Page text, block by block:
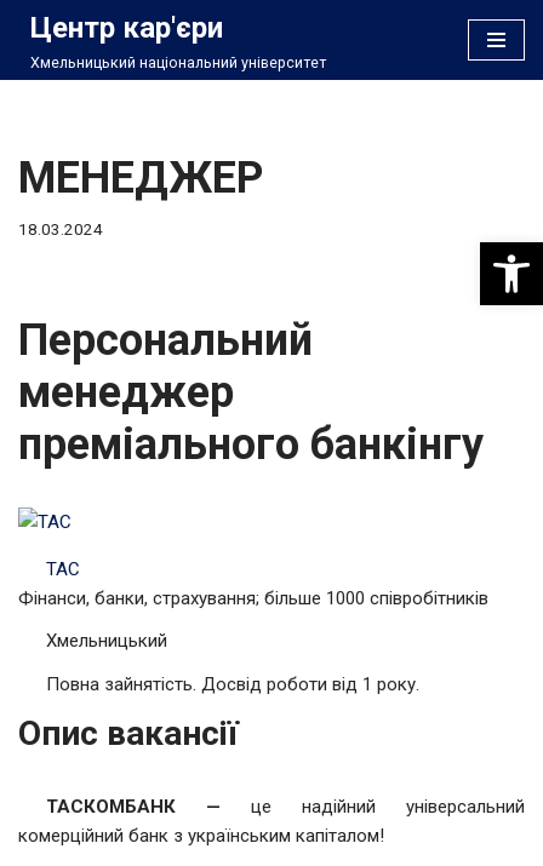
Перейти
Центр кар'єри
Хмельницький національний університет
МЕНЕДЖЕР
18.03.2024
Персональний
менеджер
преміального банкінгу
ТАС
Фінанси, банки, страхування; більше 1000 співробітників
Хмельницький
Повна зайнятість. Досвід роботи від 1 року.
Опис вакансії
ТАСКОМБАНК — це надійний універсальний
комерційний банк з українським капіталом!